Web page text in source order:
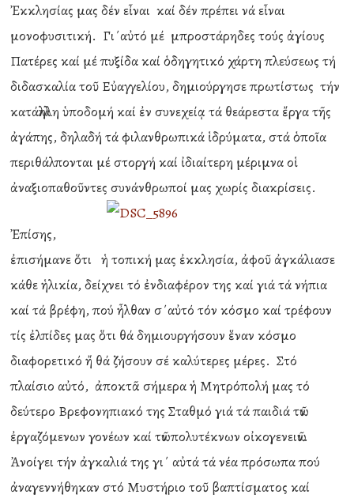
Ἐκκλησίας μας δέν εἶναι καί δέν πρέπει νά εἶναι
μονοφυσιτική. Γι΄αὐτό μέ μπροστάρηδες τούς ἁγίους
Πατέρες καί μέ πυξίδα καί ὁδηγητικό χάρτη πλεύσεως τή
διδασκαλία τοῦ Εὐαγγελίου, δημιούργησε πρωτίστως τήν
κατάλληλη ὑποδομή καί ἐν συνεχείᾳ τά θεάρεστα ἔργα τῆς
ἀγάπης, δηλαδή τά φιλανθρωπικά ἱδρύματα, στά ὁποῖα
περιθάλπονται μέ στοργή καί ἰδιαίτερη μέριμνα οἱ
ἀναξιοπαθοῦντες συνάνθρωποί μας χωρίς διακρίσεις.
Ἐπίσης,
ἐπισήμανε ὅτι ἡ τοπική μας ἐκκλησία, ἀφοῦ ἀγκάλιασε
κάθε ἡλικία, δείχνει τό ἐνδιαφέρον της καί γιά τά νήπια
καί τά βρέφη, πού ἦλθαν σ΄αὐτό τόν κόσμο καί τρέφουν
τίς ἐλπίδες μας ὅτι θά δημιουργήσουν ἕναν κόσμο
διαφορετικό ἤ θά ζήσουν σέ καλύτερες μέρες. Στό
πλαίσιο αὐτό, ἀποκτᾶ σήμερα ἡ Μητρόπολή μας τό
δεύτερο Βρεφονηπιακό της Σταθμό γιά τά παιδιά τῶν
ἐργαζόμενων γονέων καί τῶν πολυτέκνων οἰκογενειῶν.
Ἀνοίγει τήν ἀγκαλιά της γι΄ αὐτά τά νέα πρόσωπα πού
ἀναγεννήθηκαν στό Μυστήριο τοῦ βαπτίσματος καί